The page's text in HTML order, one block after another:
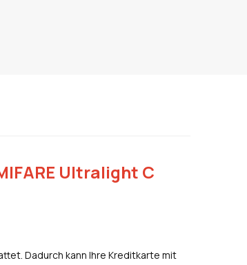
Ultralight C
Dadurch kann Ihre Kreditkarte mit